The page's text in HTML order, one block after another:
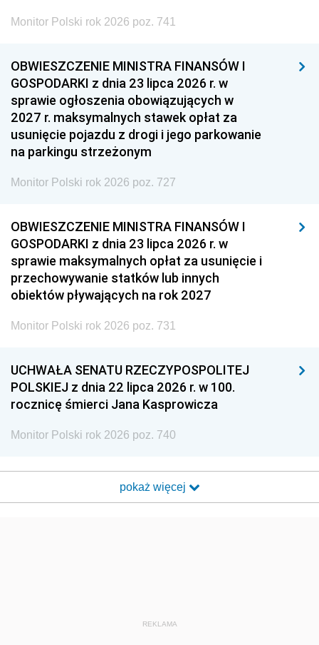
Monitor Polski rok 2026 poz. 741
OBWIESZCZENIE MINISTRA FINANSÓW I
GOSPODARKI z dnia 23 lipca 2026 r. w
sprawie ogłoszenia obowiązujących w
2027 r. maksymalnych stawek opłat za
usunięcie pojazdu z drogi i jego parkowanie
na parkingu strzeżonym
Monitor Polski rok 2026 poz. 727
OBWIESZCZENIE MINISTRA FINANSÓW I
GOSPODARKI z dnia 23 lipca 2026 r. w
sprawie maksymalnych opłat za usunięcie i
przechowywanie statków lub innych
obiektów pływających na rok 2027
Monitor Polski rok 2026 poz. 731
UCHWAŁA SENATU RZECZYPOSPOLITEJ
POLSKIEJ z dnia 22 lipca 2026 r. w 100.
rocznicę śmierci Jana Kasprowicza
Monitor Polski rok 2026 poz. 740
pokaż więcej
REKLAMA